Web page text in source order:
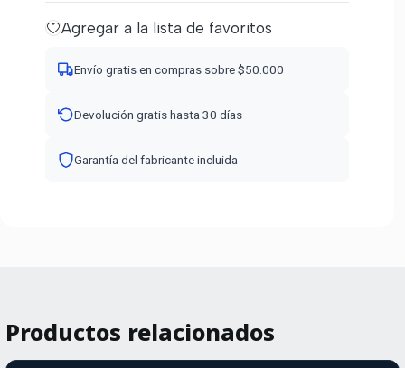
Agregar a la lista de favoritos
Envío gratis en compras sobre $50.000
Devolución gratis hasta 30 días
Garantía del fabricante incluida
Productos relacionados